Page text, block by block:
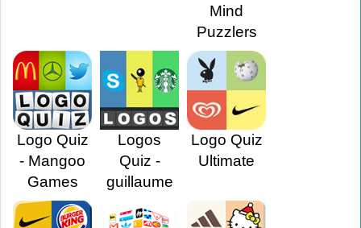
Mind
Puzzlers
Logo Quiz
- Mangoo
Games
Logos
Quiz -
guillaume
Logo Quiz
Ultimate